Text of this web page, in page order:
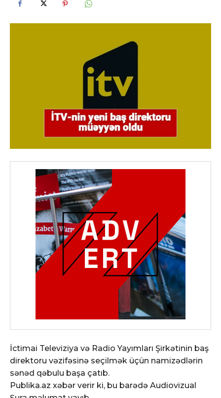
İctimai Televiziya və Radio Yayımları Şirkətinin baş
direktoru vəzifəsinə seçilmək üçün namizədlərin
sənəd qəbulu başa çatıb.
Publika.az xəbər verir ki, bu barədə Audiovizual